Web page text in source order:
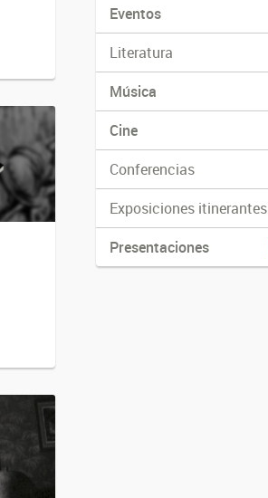
Eventos
Literatura
Música
Cine
Conferencias
Exposiciones itinerantes
Presentaciones